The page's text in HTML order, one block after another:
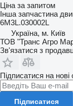
Ціна за запитом
Інша запчастина
6M3L.030002L
Україна, м. Київ
ТОВ "Транс Агро
Зв'язатися з
Підписатися на
Підписатися